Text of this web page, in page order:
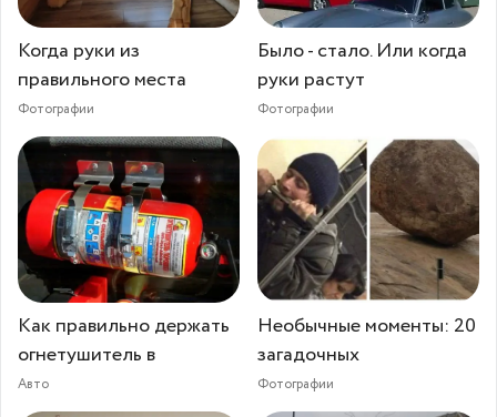
Когда руки из
правильного места
Фотографии
Было - стало. Или когда
руки растут
Фотографии
Как правильно держать
огнетушитель в
Авто
Необычные моменты: 20
загадочных
Фотографии